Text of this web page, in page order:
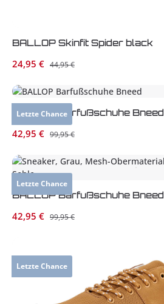
BALLOP Skinfit Spider black
Verkaufspreis:
24,95 € Regulärer Preis:
44,95 €
Letzte Chance
BALLOP Barfußschuhe Bneed
Verkaufspreis:
42,95 € Regulärer Preis:
99,95 €
Letzte Chance
BALLOP Barfußschuhe Bneed
Verkaufspreis:
42,95 € Regulärer Preis:
99,95 €
Letzte Chance